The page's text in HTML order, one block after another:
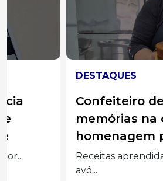
DESTAQUES
Confeiteiro de
memórias na cozinha
homenagem para o
Receitas aprendidas nos dias